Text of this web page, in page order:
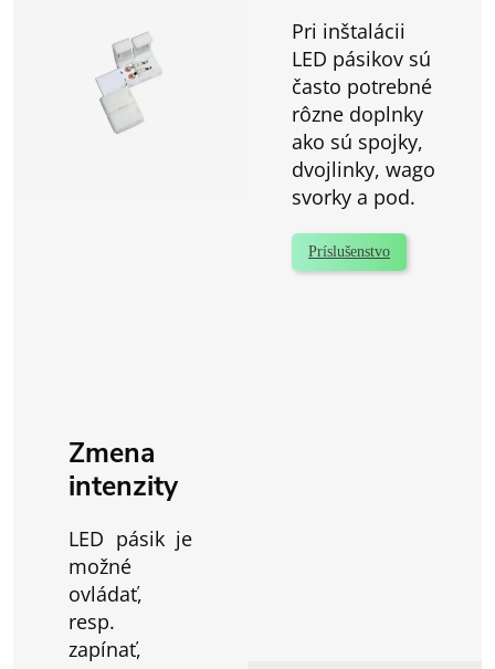
Pri inštalácii
LED pásikov sú
často potrebné
rôzne doplnky
ako sú spojky,
dvojlinky, wago
svorky a pod.
Príslušenstvo
Zmena
intenzity
LED pásik je
možné
ovládať,
resp.
zapínať,